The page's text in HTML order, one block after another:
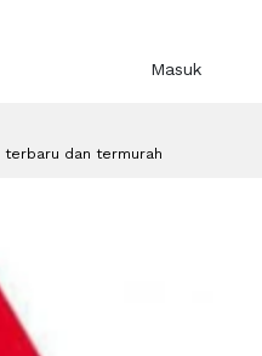
Masuk
terbaru dan termurah